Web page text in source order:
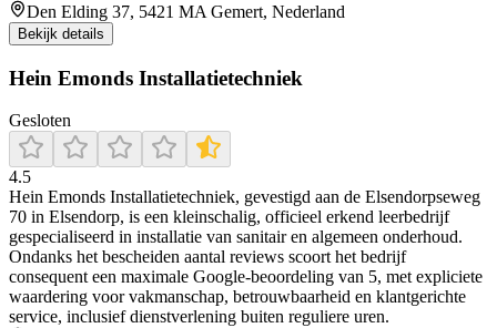
Den Elding 37, 5421 MA Gemert, Nederland
Bekijk details
Hein Emonds Installatietechniek
Gesloten
4.5
Hein Emonds Installatietechniek, gevestigd aan de Elsendorpseweg
70 in Elsendorp, is een kleinschalig, officieel erkend leerbedrijf
gespecialiseerd in installatie van sanitair en algemeen onderhoud.
Ondanks het bescheiden aantal reviews scoort het bedrijf
consequent een maximale Google-beoordeling van 5, met expliciete
waardering voor vakmanschap, betrouwbaarheid en klantgerichte
service, inclusief dienstverlening buiten reguliere uren.